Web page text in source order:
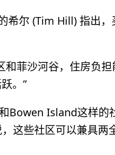
希尔 (Tim Hill) 指出
和菲沙河谷，住房负
。”
Bowen Island这样的
这些社区可以兼具